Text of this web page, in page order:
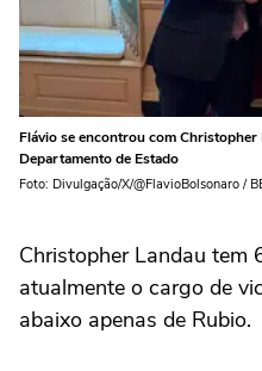
Flávio se encontrou com
Departamento de Estado
Foto: Divulgação/X/@FlavioBolsonaro /
Christopher Landau tem
atualmente o cargo de
abaixo apenas de Rubio.